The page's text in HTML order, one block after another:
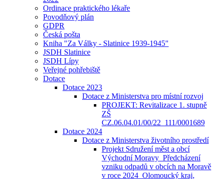
Ordinace praktického lékaře
Povodňový plán
GDPR
Česká pošta
Kniha "Za Války - Slatinice 1939-1945"
JSDH Slatinice
JSDH Lípy
Veřejné pohřebiště
Dotace
Dotace 2023
Dotace z Ministerstva pro místní rozvoj
PROJEKT: Revitalizace 1. stupně
ZŠ
CZ.06.04.01/00/22_111/0001689
Dotace 2024
Dotace z Ministerstva životního prostředí
Projekt Sdružení měst a obcí
Východní Moravy_Předcházení
vzniku odpadů v obcích na Moravě
v roce 2024_Olomoucký kraj,